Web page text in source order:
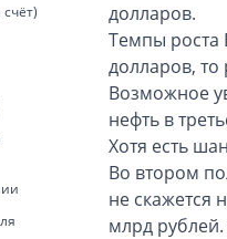
долларов.
Темпы роста
долларов,
Возможное
нефть в
Хотя есть
Во втором
не скажется
млрд